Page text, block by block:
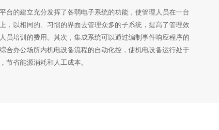
台的建立充分发挥了各弱电子系统的功能，使管理人员在一台
，以相同的、习惯的界面去管理众多的子系统，提高了管理效
员培训的费用。其次，集成系统可以通过编制事件响应程序的
合办公场所内机电设备流程的自动化控，使机电设备运行处于
节省能源消耗和人工成本。